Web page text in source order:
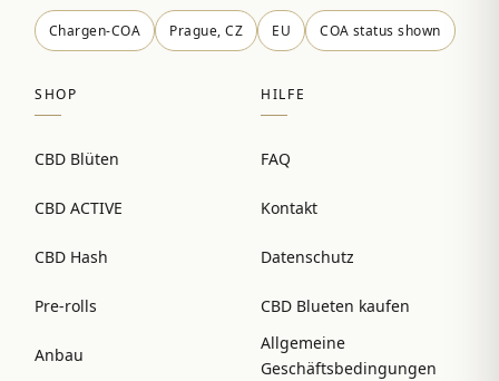
Chargen-COA Prague, CZ EU COA status shown
SHOP
CBD Blüten
CBD ACTIVE
CBD Hash
Pre-rolls
Anbau
HILFE
FAQ
Kontakt
Datenschutz
CBD Blueten kaufen
Allgemeine
Geschäftsbedingungen